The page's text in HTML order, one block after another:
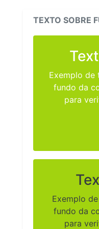
TEXTO SOBRE
Exemplo de
fundo da
para
Exemplo
fundo da
para